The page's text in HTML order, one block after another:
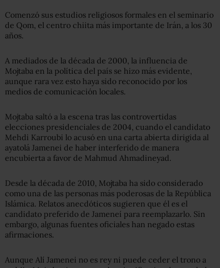
Comenzó sus estudios religiosos formales en el seminario
de Qom, el centro chiita más importante de Irán, a los 30
años.
A mediados de la década de 2000, la influencia de
Mojtaba en la política del país se hizo más evidente,
aunque rara vez esto haya sido reconocido por los
medios de comunicación locales.
Mojtaba saltó a la escena tras las controvertidas
elecciones presidenciales de 2004, cuando el candidato
Mehdi Karroubi lo acusó en una carta abierta dirigida al
ayatolá Jamenei de haber interferido de manera
encubierta a favor de Mahmud Ahmadineyad.
Desde la década de 2010, Mojtaba ha sido considerado
como una de las personas más poderosas de la República
Islámica. Relatos anecdóticos sugieren que él es el
candidato preferido de Jameneí para reemplazarlo. Sin
embargo, algunas fuentes oficiales han negado estas
afirmaciones.
Aunque Alí Jamenei no es rey ni puede ceder el trono a